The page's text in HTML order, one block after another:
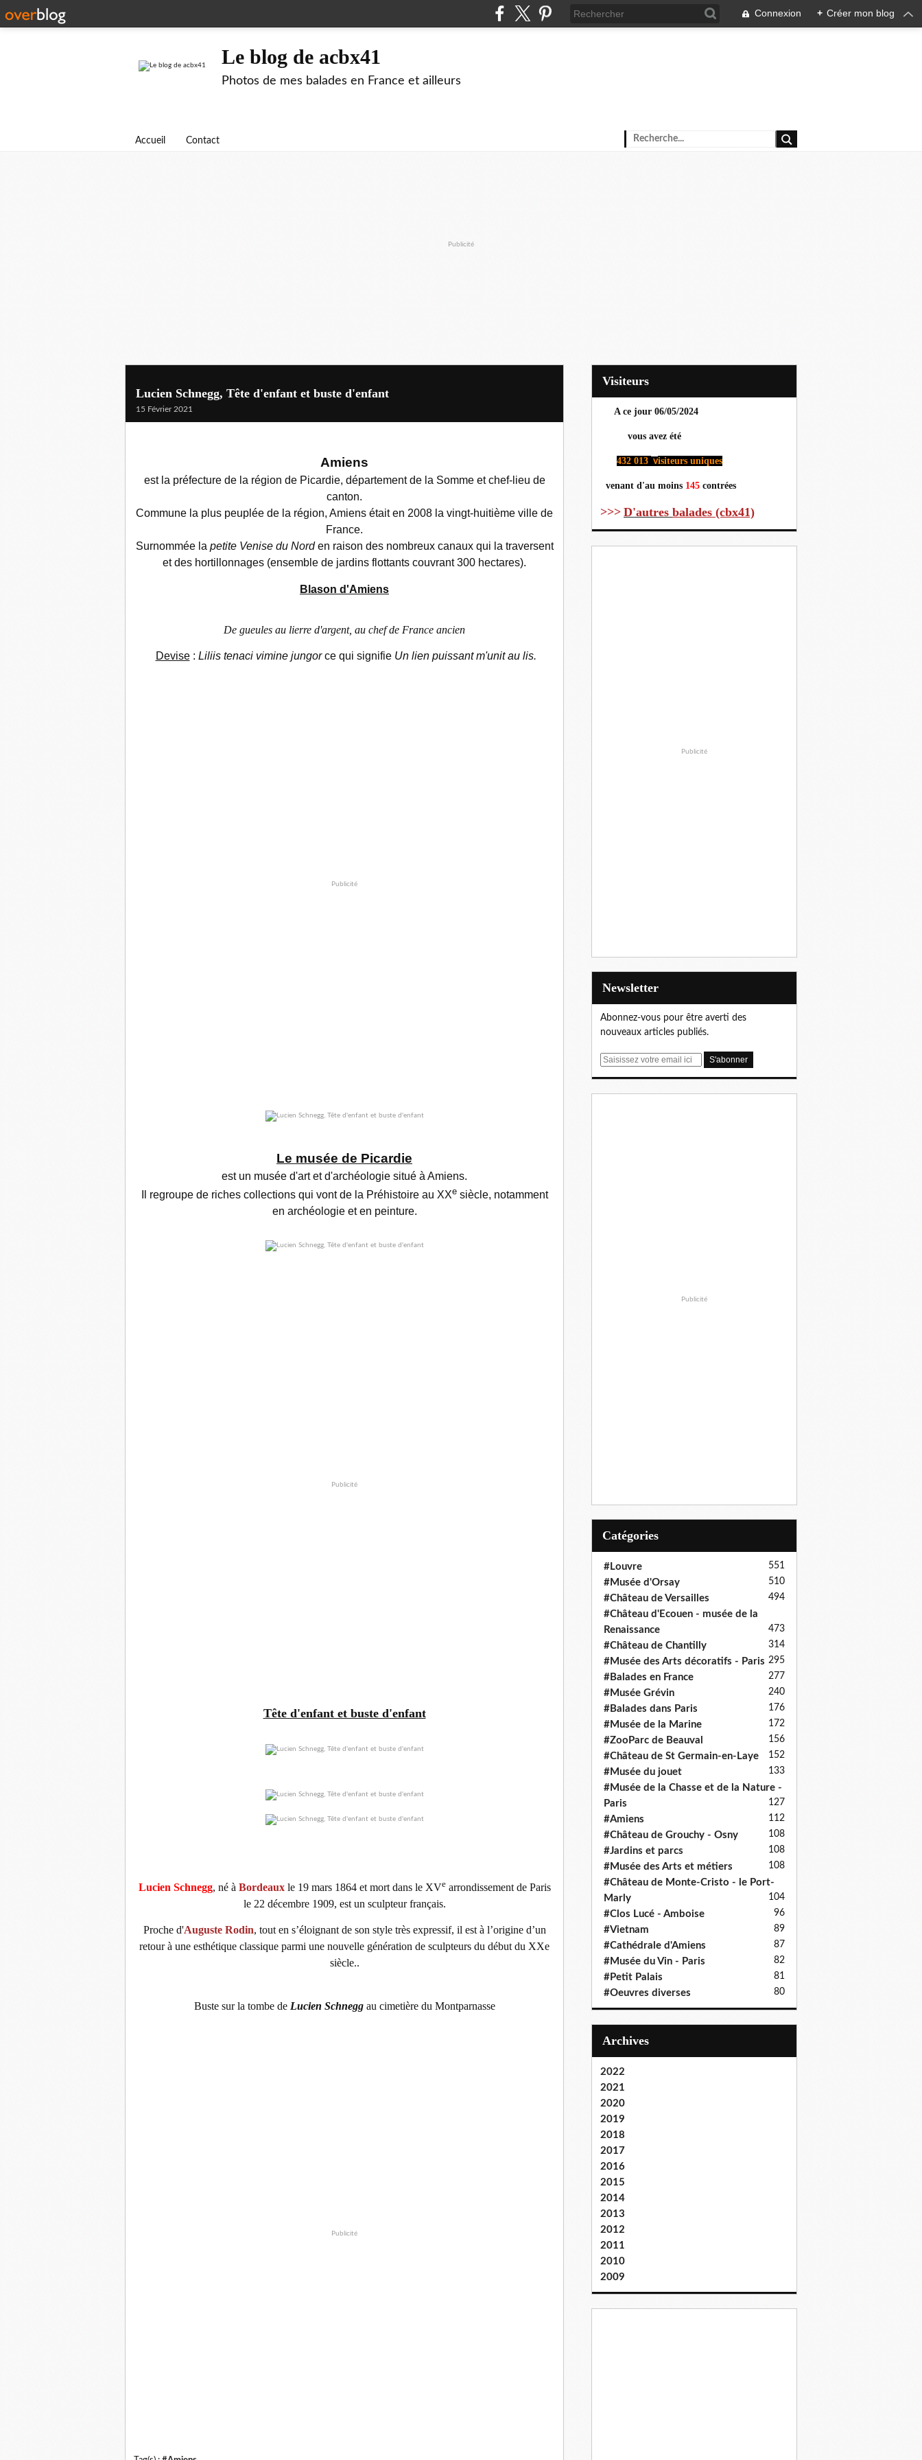
Connexion + Créer mon blog
Le blog de acbx41
Photos de mes balades en France et ailleurs
Accueil Contact
Publicité
Lucien Schnegg, Tête d'enfant et buste d'enfant
15 Février 2021
Amiens
est la préfecture de la région de Picardie, département de la Somme et chef-lieu de
canton.
Commune la plus peuplée de la région, Amiens était en 2008 la vingt-huitième ville de
France.
Surnommée la petite Venise du Norden raison des nombreux canaux qui la traversent
et des hortillonnages (ensemble de jardins flottants couvrant 300 hectares).
Blason d'Amiens
De gueules au lierre d'argent, au chef de France ancien
Devise: Liliis tenaci vimine jungorce qui signifie Un lien puissant m'unit au lis.
Publicité
Le musée de Picardie
est un musée d'art et d'archéologie situé à Amiens.
Il regroupe de riches collections qui vont de la Préhistoire au XXe siècle, notamment
en archéologie et en peinture.
Publicité
Tête d'enfant et buste d'enfant
Lucien Schnegg, né à Bordeaux le 19 mars 1864 et mort dans le XVearrondissement de Paris
le 22 décembre 1909, est un sculpteur français.
Proche d'Auguste Rodin, tout en s’éloignant de son style très expressif, il est à l’origine d’un
retour à une esthétique classique parmi une nouvelle génération de sculpteurs du début du XXe
siècle..
Buste sur la tombe de Lucien Schneggau cimetière du Montparnasse
Publicité
Visiteurs
A ce jour 06/05/2024
vous avez été
432 013 visiteurs uniques
venant d'au moins 145 contrées
>>> D'autres balades (cbx41)
Publicité
Newsletter
Abonnez-vous pour être averti des
nouveaux articles publiés.
E
Publicité
Catégories
#Louvre 551
#Musée d'Orsay 510
#Château de Versailles 494
#Château d'Ecouen - musée de la
Renaissance
473
#Château de Chantilly 314
#Musée des Arts décoratifs - Paris 295
#Balades en France 277
#Musée Grévin 240
#Balades dans Paris 176
#Musée de la Marine 172
#ZooParc de Beauval 156
#Château de St Germain-en-Laye 152
#Musée du jouet 133
#Musée de la Chasse et de la Nature -
Paris
127
#Amiens 112
#Château de Grouchy - Osny 108
#Jardins et parcs 108
#Musée des Arts et métiers 108
#Château de Monte-Cristo - le Port-
Marly
104
#Clos Lucé - Amboise 96
#Vietnam 89
#Cathédrale d'Amiens 87
#Musée du Vin - Paris 82
#Petit Palais 81
#Oeuvres diverses 80
Archives
2022
2021
2020
2019
2018
2017
2016
2015
2014
2013
2012
2011
2010
2009